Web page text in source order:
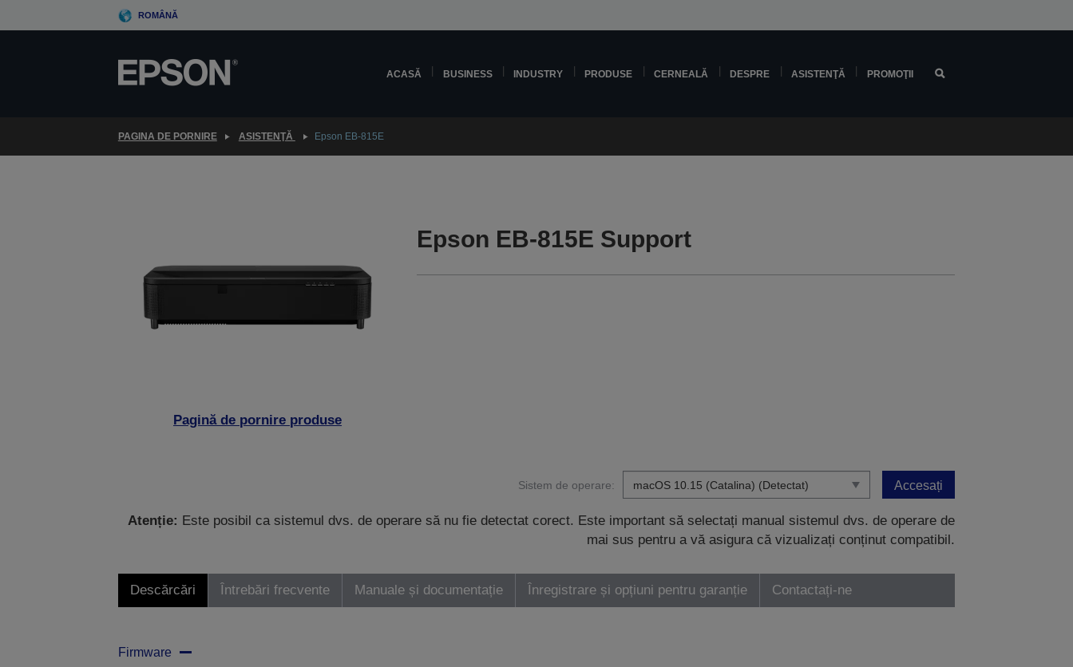
to
ROMÂNĂ
ACASĂ BUSINESS INDUSTRY PRODUSE CERNEALĂ DESPRE ASISTENŢĂ PROMOŢII
PAGINA DE PORNIRE ASISTENŢĂ Epson EB-815E
Pagină de pornire produse
Epson EB-815E Support
Sistem de operare: Accesați
Atenție: Este posibil ca sistemul dvs. de operare să nu fie detectat corect. Este important să selectați manual sistemul dvs. de operare de
mai sus pentru a vă asigura că vizualizați conținut compatibil.
Descărcări Întrebări frecvente Manuale și documentație Înregistrare și opțiuni pentru garanție Contactați-ne
Firmware